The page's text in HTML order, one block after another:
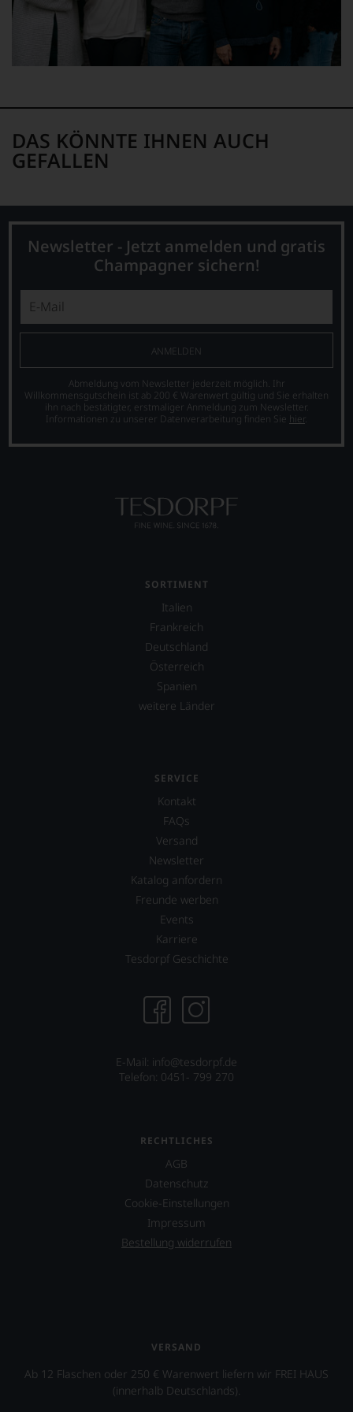
DAS KÖNNTE IHNEN AUCH
GEFALLEN
Newsletter - Jetzt anmelden und gratis
Champagner sichern!
ANMELDEN
Abmeldung vom Newsletter jederzeit möglich. Ihr
Willkommensgutschein ist ab 200 € Warenwert gültig und Sie erhalten
ihn nach bestätigter, erstmaliger Anmeldung zum Newsletter.
Informationen zu unserer Datenverarbeitung finden Sie hier.
SORTIMENT
Italien
Frankreich
Deutschland
Österreich
Spanien
weitere Länder
SERVICE
Kontakt
FAQs
Versand
Newsletter
Katalog anfordern
Freunde werben
Events
Karriere
Tesdorpf Geschichte
E-Mail: info@tesdorpf.de
Telefon: 0451- 799 270
RECHTLICHES
AGB
Datenschutz
Cookie-Einstellungen
Impressum
Bestellung widerrufen
VERSAND
Ab 12 Flaschen oder 250 € Warenwert liefern wir FREI HAUS
(innerhalb Deutschlands).